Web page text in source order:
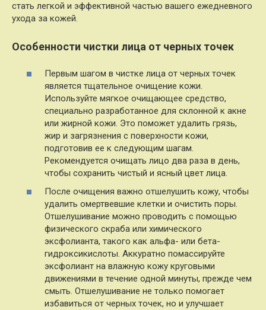
стать легкой и эффективной частью вашего ежедневного
ухода за кожей.
Особенности чистки лица от черных точек
Первым шагом в чистке лица от черных точек
является тщательное очищение кожи.
Используйте мягкое очищающее средство,
специально разработанное для склонной к акне
или жирной кожи. Это поможет удалить грязь,
жир и загрязнения с поверхности кожи,
подготовив ее к следующим шагам.
Рекомендуется очищать лицо два раза в день,
чтобы сохранить чистый и ясный цвет лица.
После очищения важно отшелушить кожу, чтобы
удалить омертвевшие клетки и очистить поры.
Отшелушивание можно проводить с помощью
физического скраба или химического
эксфолианта, такого как альфа- или бета-
гидроксикислоты. Аккуратно помассируйте
эксфолиант на влажную кожу круговыми
движениями в течение одной минуты, прежде чем
смыть. Отшелушивание не только помогает
избавиться от черных точек, но и улучшает